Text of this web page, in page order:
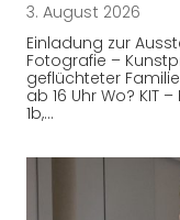
3. August 2026
Einladung zur
Fotografie –
geflüchteter
ab 16 Uhr Wo? KIT
1b,…